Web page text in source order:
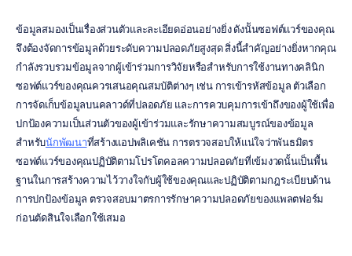
ข้อมูลสมองเป็นเรื่องส่วนตัวและละเอียดอ่อนอย่างยิ่ง ดังนัันซอฟต์แวร์ของคุณ
จึงต้องจัดการข้อมูลด้วยระดับความปลอดภัยสูงสุด สิ่งนี้สำคัญอย่างยิ่งหากคุณ
กำลังรวบรวมข้อมูลจากผู้เข้าร่วมการวิจัยหรือสำหรับการใช้งานทางคลินิก
ซอฟต์แวร์ของคุณควรเสนอคุณสมบัติต่างๆ เช่น การเข้ารหัสข้อมูล ตัวเลือก
การจัดเก็บข้อมูลบนคลาวด์ที่ปลอดภัย และการควบคุมการเข้าถึงของผู้ใช้เพื่อ
ปกป้องความเป็นส่วนตัวของผู้เข้าร่วมและรักษาความสมบูรณ์ของข้อมูล
สำหรับนักพัฒนาที่สร้างแอปพลิเคชัน การตรวจสอบให้แน่ใจว่าพันธมิตร
ซอฟต์แวร์ของคุณปฏิบัติตามโปรโตคอลความปลอดภัยที่เข้มงวดนั้นเป็นพื้น
ฐานในการสร้างความไว้วางใจกับผู้ใช้ของคุณและปฏิบัติตามกฎระเบียบด้าน
การปกป้องข้อมูล ตรวจสอบมาตรการรักษาความปลอดภัยของแพลตฟอร์ม
ก่อนตัดสินใจเลือกใช้เสมอ